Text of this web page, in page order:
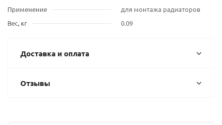
Применение
для монтажа радиаторов
Вес, кг
0.09
Доставка и оплата
Отзывы